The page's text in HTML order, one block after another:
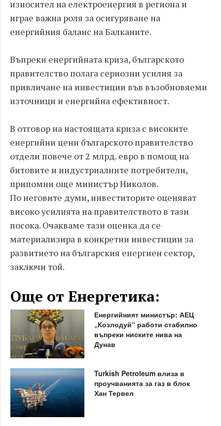
износител на електроенергия в региона и
играе важна роля за осигуряване на
енергийния баланс на Балканите.
Въпреки енергийната криза, българското
правителство полага сериозни усилия за
привличане на инвестиции във възобновяеми
източници и енергийна ефективност.
В отговор на настоящата криза с високите
енергийни цени българското правителство
отдели повече от 2 млрд. евро в помощ на
битовите и индустриалните потребители,
припомни още министър Николов.
По неговите думи, инвеститорите оценяват
високо усилията на правителството в тази
посока. Очакваме тази оценка да се
материализира в конкретни инвестиции за
развитието на българския енергиен сектор,
заключи той.
Още от Енергетика:
Енергийният министър: АЕЦ
„Козлодуй“ работи стабилно
въпреки ниските нива на
Дунав
Turkish Petroleum влиза в
проучванията за газ в блок
Хан Тервел